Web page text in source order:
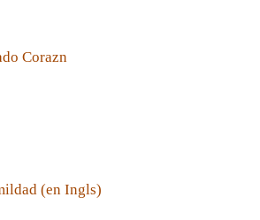
Corazn
(en Ingls)